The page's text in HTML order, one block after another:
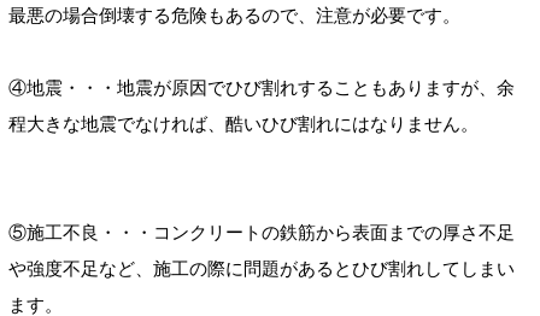
最悪の場合倒壊する危険もあるので、注意が必要です。
④地震・・・地震が原因でひび割れすることもありますが、余
程大きな地震でなければ、酷いひび割れにはなりません。
⑤施工不良・・・コンクリートの鉄筋から表面までの厚さ不足
や強度不足など、施工の際に問題があるとひび割れしてしまい
ます。